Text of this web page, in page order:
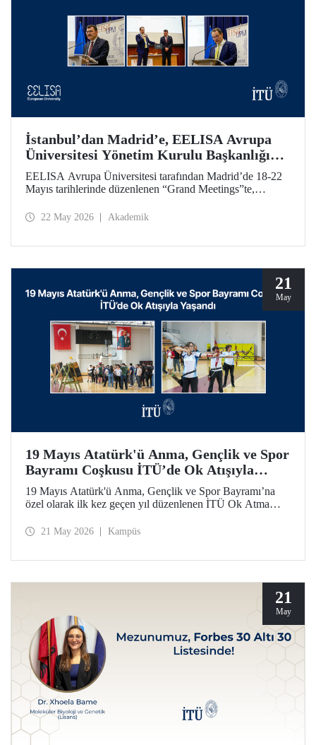
İstanbul’dan Madrid’e, EELISA Avrupa
Üniversitesi Yönetim Kurulu Başkanlığı
Devri
EELISA Avrupa Üniversitesi tarafından Madrid’de 18-22
Mayıs tarihlerinde düzenlenen “Grand Meetings”te,
UPM’e geçti. İTÜ Rektörü Prof. Dr. Hasan Mandal, 6 ay
22 May 2026 Akademik
21
May
19 Mayıs Atatürk'ü Anma, Gençlik ve Spor
Bayramı Coşkusu İTÜ’de Ok Atışıyla
Yaşandı
19 Mayıs Atatürk'ü Anma, Gençlik ve Spor Bayramı’na
özel olarak ilk kez geçen yıl düzenlenen İTÜ Ok Atma
bir araya getirdi.
21 May 2026 Kampüs
21
May